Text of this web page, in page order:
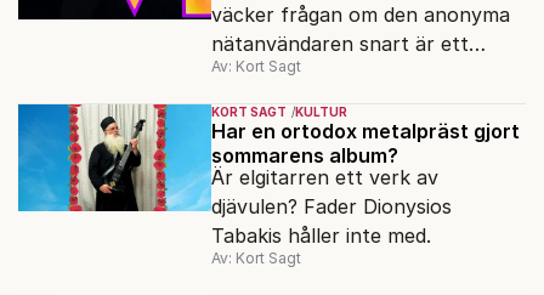
väcker frågan om den anonyma
nätanvändaren snart är ett
minne blott.
Av: Kort Sagt
KORT SAGT KULTUR
Har en ortodox metalpräst gjort
sommarens album?
Är elgitarren ett verk av
djävulen? Fader Dionysios
Tabakis håller inte med.
Av: Kort Sagt